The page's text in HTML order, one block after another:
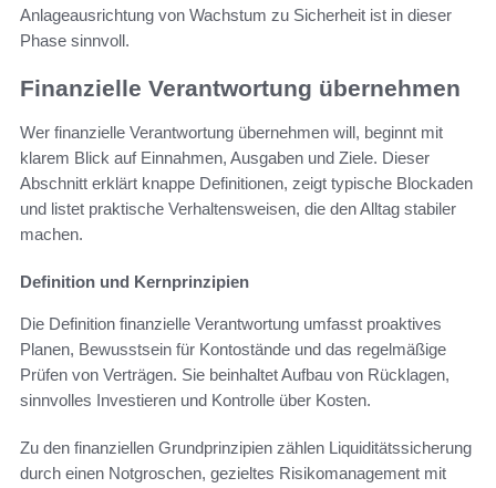
Anlageausrichtung von Wachstum zu Sicherheit ist in dieser
Phase sinnvoll.
Finanzielle Verantwortung übernehmen
Wer finanzielle Verantwortung übernehmen will, beginnt mit
klarem Blick auf Einnahmen, Ausgaben und Ziele. Dieser
Abschnitt erklärt knappe Definitionen, zeigt typische Blockaden
und listet praktische Verhaltensweisen, die den Alltag stabiler
machen.
Definition und Kernprinzipien
Die Definition finanzielle Verantwortung umfasst proaktives
Planen, Bewusstsein für Kontostände und das regelmäßige
Prüfen von Verträgen. Sie beinhaltet Aufbau von Rücklagen,
sinnvolles Investieren und Kontrolle über Kosten.
Zu den finanziellen Grundprinzipien zählen Liquiditätssicherung
durch einen Notgroschen, gezieltes Risikomanagement mit